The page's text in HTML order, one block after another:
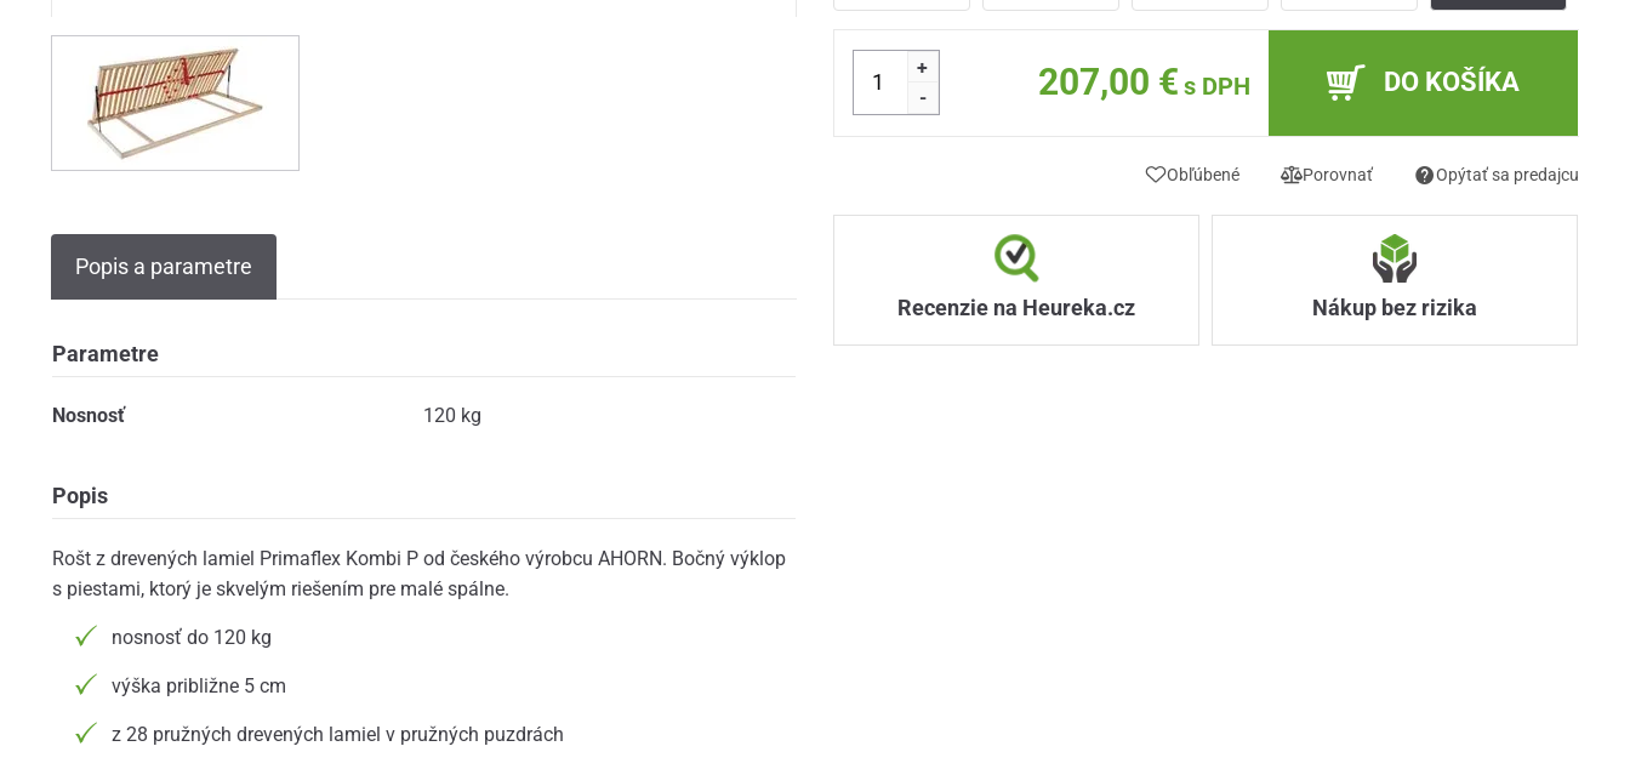
Popis a parametre
Parametre
Nosnosť 120 kg
Popis
Rošt z drevených lamiel Primaflex Kombi P od českého výrobcu AHORN. Bočný výklop
s piestami, ktorý je skvelým riešením pre malé spálne.
nosnosť do 120 kg
výška približne 5 cm
z 28 pružných drevených lamiel v pružných puzdrách
+
-
207,00 € s DPH DO KOŠÍKA
Obľúbené Porovnať Opýtať sa predajcu
Recenzie na Heureka.cz Nákup bez rizika